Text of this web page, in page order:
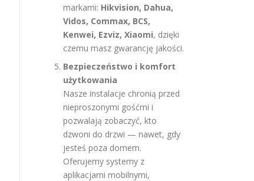
markami: Hikvision, Dahua,
Vidos, Commax, BCS,
Kenwei, Ezviz, Xiaomi, dzięki
czemu masz gwarancję jakości.
Bezpieczeństwo i komfort
użytkowania
Nasze instalacje chronią przed
nieproszonymi gośćmi i
pozwalają zobaczyć, kto
dzwoni do drzwi — nawet, gdy
jesteś poza domem.
Oferujemy systemy z
aplikacjami mobilnymi,